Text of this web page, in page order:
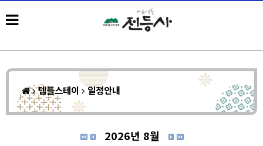
템플스테이 일정안내
2026년 8월